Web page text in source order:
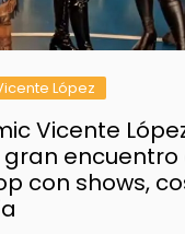
López
Vicente
encuentro
con shows,